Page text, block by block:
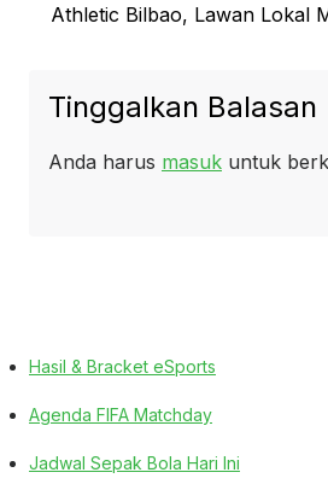
Next
Athletic Bilbao, Lawan Lokal
Tinggalkan Balasan
Anda harus masuk untuk
Hasil & Bracket eSports
Agenda FIFA Matchday
Jadwal Sepak Bola Hari Ini